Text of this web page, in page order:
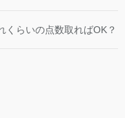
くらいの点数取ればOK？